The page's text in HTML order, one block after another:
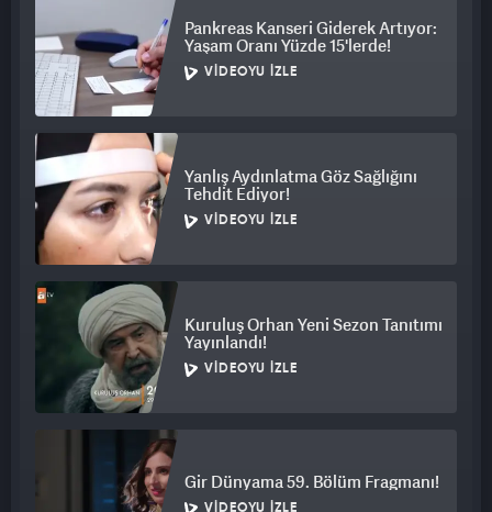
Pankreas Kanseri Giderek Artıyor:
Yaşam Oranı Yüzde 15'lerde!
VIDEOYU İZLE
Yanlış Aydınlatma Göz Sağlığını
Tehdit Ediyor!
VIDEOYU İZLE
Kuruluş Orhan Yeni Sezon Tanıtımı
Yayınlandı!
VIDEOYU İZLE
Gir Dünyama 59. Bölüm Fragmanı!
VIDEOYU İZLE